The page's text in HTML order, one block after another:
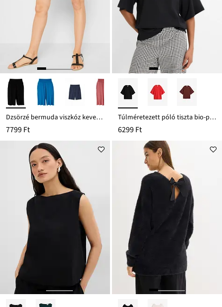
Dzsörzé bermuda viszkóz keverékből
7799 Ft
Túlméretezett póló tiszta bio-pamutból
6299 Ft